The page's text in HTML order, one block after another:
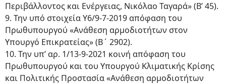
Περιβάλλοντος και Ενέργειας, Νικόλαο Ταγαρά» (Β’ 45).
9. Την υπό στοιχεία Υ6/9-7-2019 απόφαση του
Πρωθυπουργού «Ανάθεση αρμοδιοτήτων στον
Υπουργό Επικρατείας» (Β΄ 2902).
10. Την υπ’ αρ. 1/13-9-2021 κοινή απόφαση του
Πρωθυπουργού και του Υπουργού Κλιματικής Κρίσης
και Πολιτικής Προστασία «Ανάθεση αρμοδιοτήτων